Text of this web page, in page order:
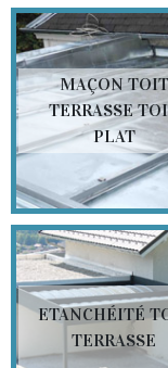
MAÇON TOIT
TERRASSE
PLAT
ETANCHÉITÉ
TERRASSE